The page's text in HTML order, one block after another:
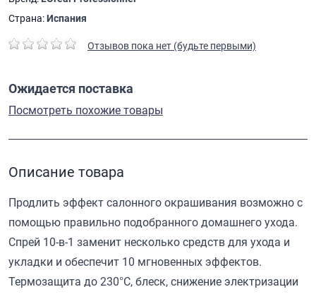
Страна:Испания
Отзывов пока нет (будьте первыми)
Ожидается поставка
Посмотреть похожие товары
Описание товара
Продлить эффект салонного окрашивания возможно с
помощью правильно подобранного домашнего ухода.
Спрей 10-в-1 заменит несколько средств для ухода и
укладки и обеспечит 10 мгновенных эффектов.
Термозащита до 230°С, блеск, снижение электризации